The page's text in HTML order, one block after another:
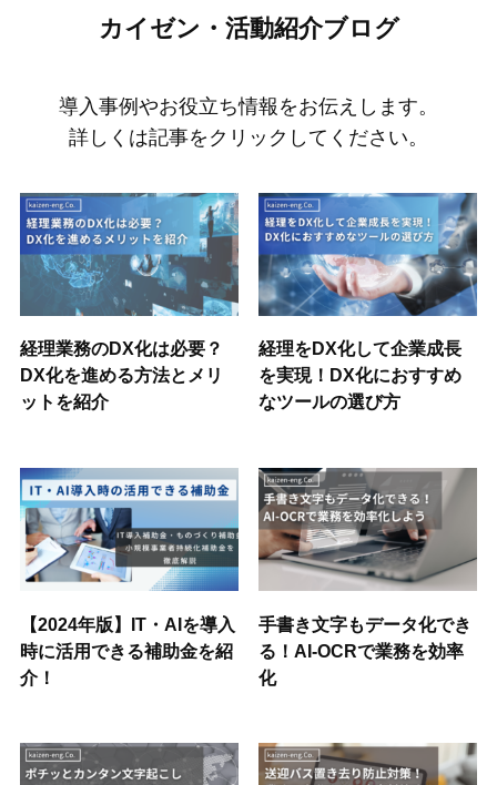
カイゼン・活動紹介ブログ
導入事例やお役立ち情報をお伝えします。
詳しくは記事をクリックしてください。
経理業務のDX化は必要？
DX化を進める方法とメリ
ットを紹介
経理をDX化して企業成長
を実現！DX化におすすめ
なツールの選び方
【2024年版】IT・AIを導入
時に活用できる補助金を紹
介！
手書き文字もデータ化でき
る！AI-OCRで業務を効率
化